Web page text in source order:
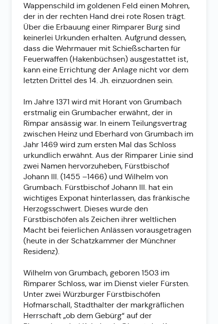
Wappenschild im goldenen Feld einen Mohren,
der in der rechten Hand drei rote Rosen trägt.
Über die Erbauung einer Rimparer Burg sind
keinerlei Urkunden erhalten. Aufgrund dessen,
dass die Wehrmauer mit Schießscharten für
Feuerwaffen (Hakenbüchsen) ausgestattet ist,
kann eine Errichtung der Anlage nicht vor dem
letzten Drittel des 14. Jh. einzuordnen sein.
Im Jahre 1371 wird mit Horant von Grumbach
erstmalig ein Grumbacher erwähnt, der in
Rimpar ansässig war. In einem Teilungsvertrag
zwischen Heinz und Eberhard von Grumbach im
Jahr 1469 wird zum ersten Mal das Schloss
urkundlich erwähnt. Aus der Rimparer Linie sind
zwei Namen hervorzuheben, Fürstbischof
Johann III. (1455 –1466) und Wilhelm von
Grumbach. Fürstbischof Johann III. hat ein
wichtiges Exponat hinterlassen, das fränkische
Herzogsschwert. Dieses wurde den
Fürstbischöfen als Zeichen ihrer weltlichen
Macht bei feierlichen Anlässen vorausgetragen
(heute in der Schatzkammer der Münchner
Residenz).
Wilhelm von Grumbach, geboren 1503 im
Rimparer Schloss, war im Dienst vieler Fürsten.
Unter zwei Würzburger Fürstbischöfen
Hofmarschall, Stadthalter der markgräflichen
Herrschaft „ob dem Gebürg“ auf der